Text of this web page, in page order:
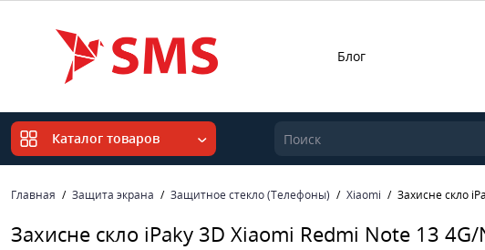
Блог
Каталог товаров
Главная Защита экрана Защитное стекло (Телефоны) Xiaomi Захисне скло
Захисне скло iPaky 3D Xiaomi Redmi Note 13